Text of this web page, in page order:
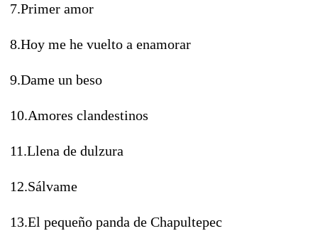
7.Primer amor
8.Hoy me he vuelto a enamorar
9.Dame un beso
10.Amores clandestinos
11.Llena de dulzura
12.Sálvame
13.El pequeño panda de Chapultepec